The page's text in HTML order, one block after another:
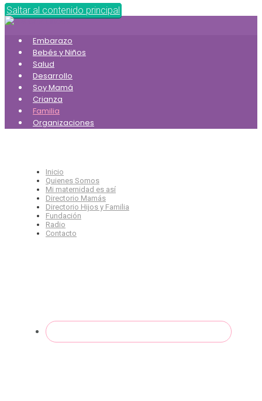
Saltar al contenido principal
Embarazo
Bebés y Niños
Salud
Desarrollo
Soy Mamá
Crianza
Familia
Organizaciones
Inicio
Quienes Somos
Mi maternidad es así
Directorio Mamás
Directorio Hijos y Familia
Fundación
Radio
Contacto